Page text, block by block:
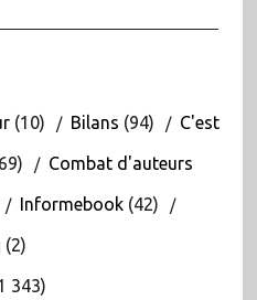
(10) Bilans (94) C'est
Combat d'auteurs
Informebook(42)
(2)
343)